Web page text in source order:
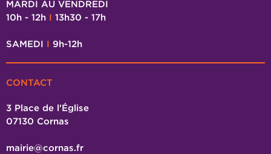
MARDI AU VENDREDI
10h - 12h I 13h30 - 17h
SAMEDI I 9h-12h
CONTACT
3 Place de l'Église
07130 Cornas
mairie@cornas.fr